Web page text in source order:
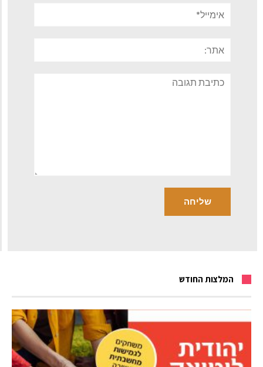
תגובה
המלצות החודש